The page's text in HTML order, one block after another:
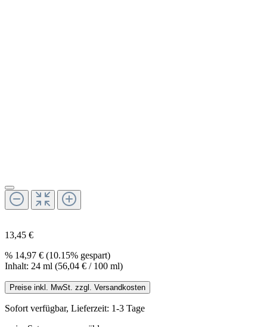
13,45 €
% 14,97 € (10.15% gespart)
Inhalt: 24 ml (56,04 € / 100 ml)
Preise inkl. MwSt. zzgl. Versandkosten
Sofort verfügbar, Lieferzeit: 1-3 Tage